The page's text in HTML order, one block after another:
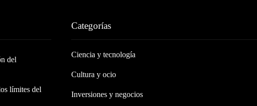
del
límites del
Categorías
Ciencia y tecnología
Cultura y ocio
Inversiones y negocios